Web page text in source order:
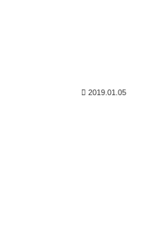
2019.01.05